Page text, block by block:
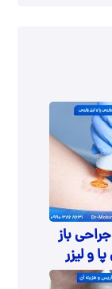
باز
و لیزر